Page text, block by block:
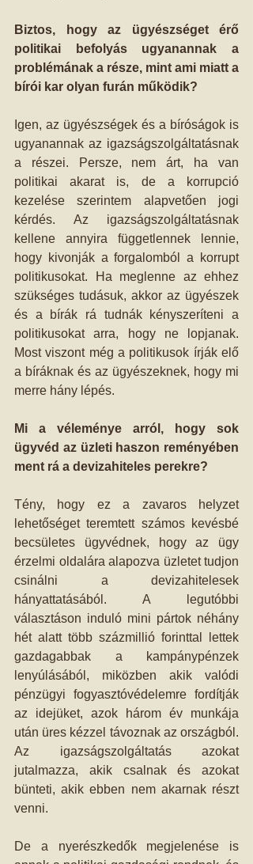
Biztos, hogy az ügyészséget érő
politikai befolyás ugyanannak a
problémának a része, mint ami miatt a
bírói kar olyan furán működik?
Igen, az ügyészségek és a bíróságok is
ugyanannak az igazságszolgáltatásnak
a részei. Persze, nem árt, ha van
politikai akarat is, de a korrupció
kezelése szerintem alapvetően jogi
kérdés. Az igazságszolgáltatásnak
kellene annyira függetlennek lennie,
hogy kivonják a forgalomból a korrupt
politikusokat. Ha meglenne az ehhez
szükséges tudásuk, akkor az ügyészek
és a bírák rá tudnák kényszeríteni a
politikusokat arra, hogy ne lopjanak.
Most viszont még a politikusok írják elő
a bíráknak és az ügyészeknek, hogy mi
merre hány lépés.
Mi a véleménye arról, hogy sok
ügyvéd az üzleti haszon reményében
ment rá a devizahiteles perekre?
Tény, hogy ez a zavaros helyzet
lehetőséget teremtett számos kevésbé
becsületes ügyvédnek, hogy az ügy
érzelmi oldalára alapozva üzletet tudjon
csinálni a devizahitelesek
hányattatásából. A legutóbbi
választáson induló mini pártok néhány
hét alatt több százmillió forinttal lettek
gazdagabbak a kampánypénzek
lenyúlásából, miközben akik valódi
pénzügyi fogyasztóvédelemre fordítják
az idejüket, azok három év munkája
után üres kézzel távoznak az országból.
Az igazságszolgáltatás azokat
jutalmazza, akik csalnak és azokat
bünteti, akik ebben nem akarnak részt
venni.
De a nyerészkedők megjelenése is